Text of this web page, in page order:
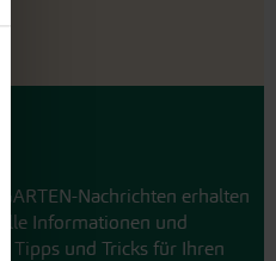
GARTEN-Nachrichten erhalten
Informationen und
Tipps und Tricks für Ihren